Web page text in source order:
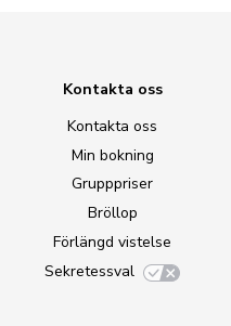
Kontakta oss
Kontakta oss
Min bokning
Grupppriser
Bröllop
Förlängd vistelse
Sekretessval